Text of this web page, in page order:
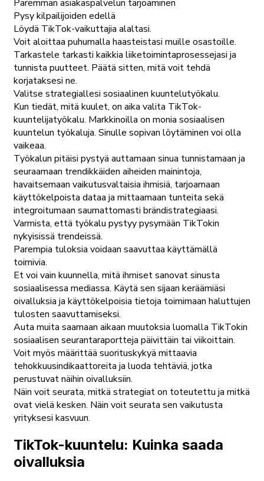
Paremman asiakaspalvelun tarjoaminen
Pysy kilpailijoiden edellä
Löydä TikTok-vaikuttajia alaltasi.
Voit aloittaa puhumalla haasteistasi muille osastoille.
Tarkastele tarkasti kaikkia liiketoimintaprosessejasi ja
tunnista puutteet. Päätä sitten, mitä voit tehdä
korjataksesi ne.
Valitse strategiallesi sosiaalinen kuuntelutyökalu.
Kun tiedät, mitä kuulet, on aika valita TikTok-
kuuntelijatyökalu. Markkinoilla on monia sosiaalisen
kuuntelun työkaluja. Sinulle sopivan löytäminen voi olla
vaikeaa.
Työkalun pitäisi pystyä auttamaan sinua tunnistamaan ja
seuraamaan trendikkäiden aiheiden mainintoja,
havaitsemaan vaikutusvaltaisia ihmisiä, tarjoamaan
käyttökelpoista dataa ja mittaamaan tunteita sekä
integroitumaan saumattomasti brändistrategiaasi.
Varmista, että työkalu pystyy pysymään TikTokin
nykyisissä trendeissä.
Parempia tuloksia voidaan saavuttaa käyttämällä
toimivia.
Et voi vain kuunnella, mitä ihmiset sanovat sinusta
sosiaalisessa mediassa. Käytä sen sijaan keräämiäsi
oivalluksia ja käyttökelpoisia tietoja toimimaan haluttujen
tulosten saavuttamiseksi.
Auta muita saamaan aikaan muutoksia luomalla TikTokin
sosiaalisen seurantaraportteja päivittäin tai viikoittain.
Voit myös määrittää suorituskykyä mittaavia
tehokkuusindikaattoreita ja luoda tehtäviä, jotka
perustuvat näihin oivalluksiin.
Näin voit seurata, mitkä strategiat on toteutettu ja mitkä
ovat vielä kesken. Näin voit seurata sen vaikutusta
yrityksesi kasvuun.
TikTok-kuuntelu: Kuinka saada
oivalluksia